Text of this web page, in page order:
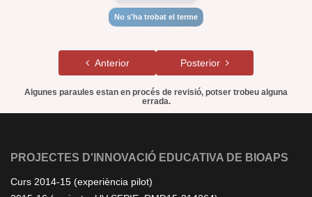
No s'ha trobat el terme
Anterior Posterior
Algunes paraules estan en procés de revisió, potser trobeu alguna
errada.
PROJECTES D'INNOVACIÓ EDUCATIVA DE BIOAPS
Curs 2014-15 (experiència pilot)